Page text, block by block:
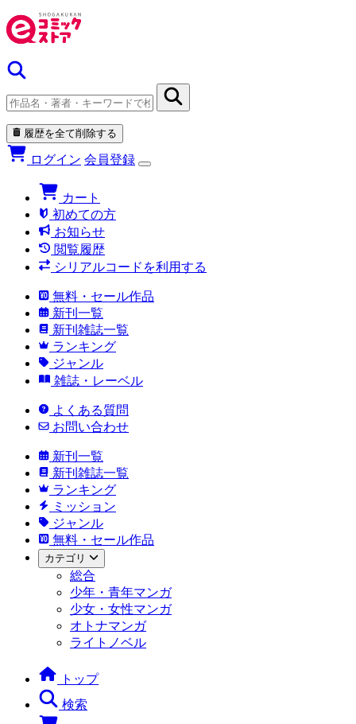
履歴を全て削除する
ログイン 会員登録
カート
初めての方
お知らせ
閲覧履歴
シリアルコードを利用する
無料・セール作品
新刊一覧
新刊雑誌一覧
ランキング
ジャンル
雑誌・レーベル
よくある質問
お問い合わせ
新刊一覧
新刊雑誌一覧
ランキング
ミッション
ジャンル
無料・セール作品
カテゴリ
総合
少年・青年マンガ
少女・女性マンガ
オトナマンガ
ライトノベル
トップ
検索